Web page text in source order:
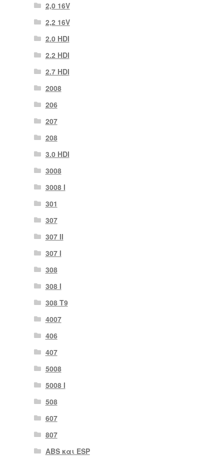
2,0 16V
2,2 16V
2.0 HDI
2.2 HDI
2.7 HDI
2008
206
207
208
3.0 HDI
3008
3008 Ι
301
307
307 II
307 Ι
308
308 Ι
308 Τ9
4007
406
407
5008
5008 Ι
508
607
807
ABS και ESP